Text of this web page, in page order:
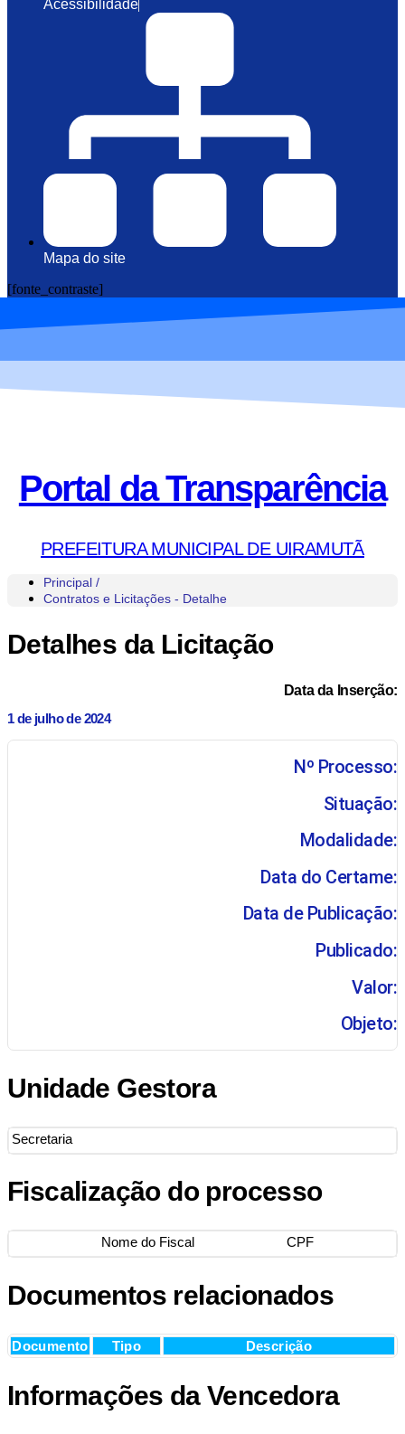
Acessibilidade
Mapa do site
[fonte_contraste]
Portal da Transparência
PREFEITURA MUNICIPAL DE UIRAMUTÃ
Principal /
Contratos e Licitações - Detalhe
Detalhes da Licitação
Data da Inserção:
1 de julho de 2024
Nº Processo:
Situação:
Modalidade:
Data do Certame:
Data de Publicação:
Publicado:
Valor:
Objeto:
Unidade Gestora
Secretaria
Fiscalização do processo
Nome do Fiscal CPF
Documentos relacionados
Documento Tipo Descrição
Informações da Vencedora